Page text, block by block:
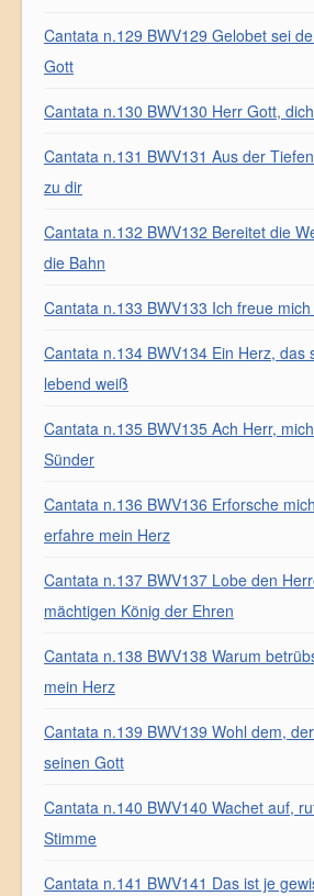
Cantata n.129 BWV129 Gelobet sei
Gott
Cantata n.130 BWV130 Herr Gott,
Cantata n.131 BWV131 Aus der
zu dir
Cantata n.132 BWV132 Bereitet die
die Bahn
Cantata n.133 BWV133 Ich freue
Cantata n.134 BWV134 Ein Herz, das
lebend weiß
Cantata n.135 BWV135 Ach Herr,
Sünder
Cantata n.136 BWV136 Erforsche
erfahre mein Herz
Cantata n.137 BWV137 Lobe den
mächtigen König der Ehren
Cantata n.138 BWV138 Warum
mein Herz
Cantata n.139 BWV139 Wohl dem,
seinen Gott
Cantata n.140 BWV140 Wachet auf,
Stimme
Cantata n.141 BWV141 Das ist je